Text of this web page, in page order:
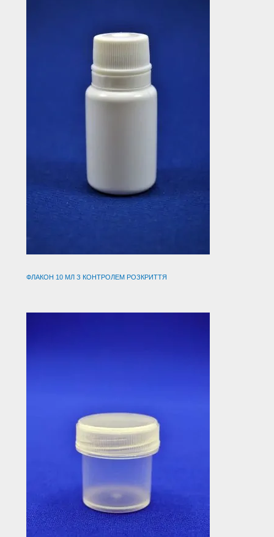
ФЛАКОН 10 МЛ З КОНТРОЛЕМ РОЗКРИТТЯ